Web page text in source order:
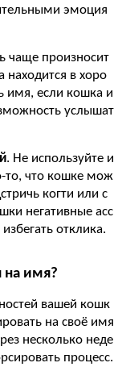
эмоция
чаще произносит
в хоро
имя, если кошка и
услышат
. Не используйте и
то, что кошке мож
когти или с
негативные асс
отклика.
на имя?
вашей кошк
на своё имя
несколько неде
процесс.